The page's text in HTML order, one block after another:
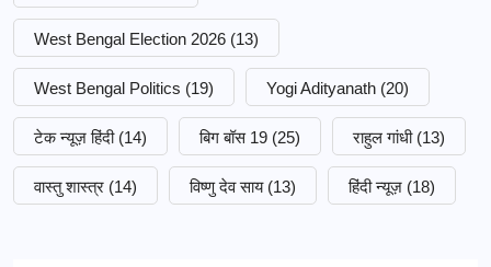
West Bengal Election 2026 (13)
West Bengal Politics (19) Yogi Adityanath (20)
टेक न्यूज़ हिंदी (14) बिग बॉस 19 (25) राहुल गांधी (13)
वास्तु शास्त्र (14) विष्णु देव साय (13) हिंदी न्यूज़ (18)